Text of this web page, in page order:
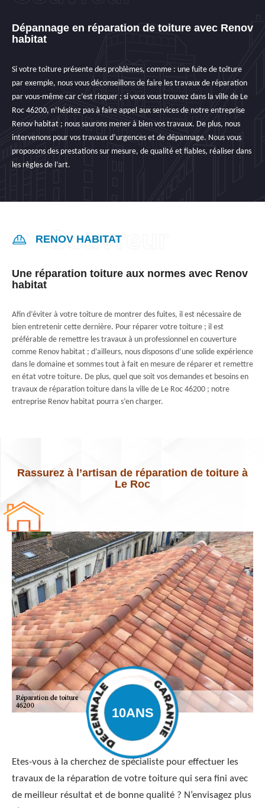
Dépannage en réparation de toiture avec Renov
habitat
Si votre toiture présente des problèmes, comme : une fuite de toiture
par exemple, nous vous déconseillons de faire les travaux de réparation
par vous-même car c’est risquer ; si vous vous trouvez dans la ville de Le
Roc 46200, n’hésitez pas à faire appel aux services de notre entreprise
Renov habitat ; nous saurons mener à bien vos travaux. De plus, nous
intervenons pour vos travaux d’urgences et de dépannage. Nous vous
proposons des prestations sur mesure, de qualité et fiables, réaliser dans
les règles de l’art.
RENOV HABITAT
Une réparation toiture aux normes avec Renov
habitat
Afin d’éviter à votre toiture de montrer des fuites, il est nécessaire de
bien entretenir cette dernière. Pour réparer votre toiture ; il est
préférable de remettre les travaux à un professionnel en couverture
comme Renov habitat ; d’ailleurs, nous disposons d’une solide expérience
dans le domaine et sommes tout à fait en mesure de réparer et remettre
en état votre toiture. De plus, quel que soit vos demandes et besoins en
travaux de réparation toiture dans la ville de Le Roc 46200 ; notre
entreprise Renov habitat pourra s’en charger.
Rassurez à l’artisan de réparation de toiture à
Le Roc
Etes-vous à la cherchez de spécialiste pour effectuer les
travaux de la réparation de votre toiture qui sera fini avec
de meilleur résultat et de bonne qualité ? N’envisagez plus